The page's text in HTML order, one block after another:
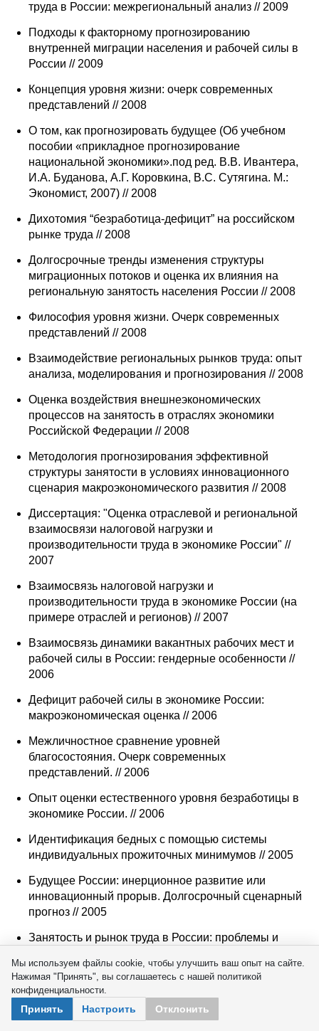
труда в России: межрегиональный анализ // 2009
Подходы к факторному прогнозированию
внутренней миграции населения и рабочей силы в
России // 2009
Концепция уровня жизни: очерк современных
представлений // 2008
О том, как прогнозировать будущее (Об учебном
пособии «прикладное прогнозирование
национальной экономики».под ред. В.В. Ивантера,
И.А. Буданова, А.Г. Коровкина, В.С. Сутягина. М.:
Экономист, 2007) // 2008
Дихотомия “безработица-дефицит” на российском
рынке труда // 2008
Долгосрочные тренды изменения структуры
миграционных потоков и оценка их влияния на
региональную занятость населения России // 2008
Философия уровня жизни. Очерк современных
представлений // 2008
Взаимодействие региональных рынков труда: опыт
анализа, моделирования и прогнозирования // 2008
Оценка воздействия внешнеэкономических
процессов на занятость в отраслях экономики
Российской Федерации // 2008
Методология прогнозирования эффективной
структуры занятости в условиях инновационного
сценария макроэкономического развития // 2008
Диссертация: "Оценка отраслевой и региональной
взаимосвязи налоговой нагрузки и
производительности труда в экономике России" //
2007
Взаимосвязь налоговой нагрузки и
производительности труда в экономике России (на
примере отраслей и регионов) // 2007
Взаимосвязь динамики вакантных рабочих мест и
рабочей силы в России: гендерные особенности //
2006
Дефицит рабочей силы в экономике России:
макроэкономическая оценка // 2006
Межличностное сравнение уровней
благосостояния. Очерк современных
представлений. // 2006
Опыт оценки естественного уровня безработицы в
экономике России. // 2006
Идентификация бедных с помощью системы
индивидуальных прожиточных минимумов // 2005
Будущее России: инерционное развитие или
инновационный прорыв. Долгосрочный сценарный
прогноз // 2005
Занятость и рынок труда в России: проблемы и
Макроэкономический анализ взаимосвязи
динамики отраслевых рынков труда и системы
образования // 2005
Мы используем файлы cookie, чтобы улучшить ваш опыт на сайте.
Нажимая "Принять", вы соглашаетесь с нашей политикой
конфиденциальности.
Принять Настроить Отклонить